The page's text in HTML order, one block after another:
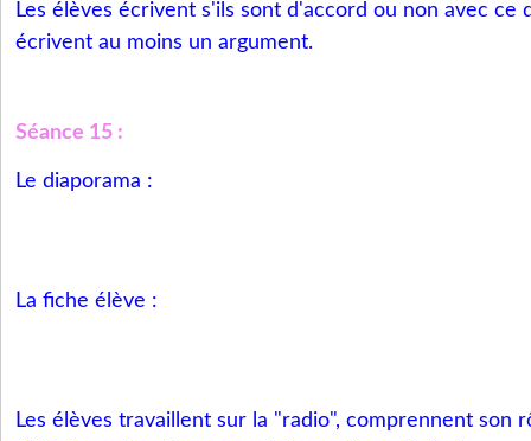
Les élèves écrivent s'ils sont d'accord ou non avec ce
écrivent au moins un argument.
Séance 15 :
Le diaporama :
La fiche élève :
Les élèves travaillent sur la "radio", comprennent son